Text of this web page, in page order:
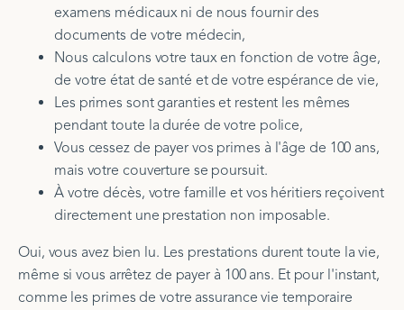
examens médicaux ni de nous fournir des
documents de votre médecin,
Nous calculons votre taux en fonction de votre âge,
de votre état de santé et de votre espérance de vie,
Les primes sont garanties et restent les mêmes
pendant toute la durée de votre police,
Vous cessez de payer vos primes à l'âge de 100 ans,
mais votre couverture se poursuit.
À votre décès, votre famille et vos héritiers reçoivent
directement une prestation non imposable.
Oui, vous avez bien lu. Les prestations durent toute la vie,
même si vous arrêtez de payer à 100 ans. Et pour l'instant,
comme les primes de votre assurance vie temporaire